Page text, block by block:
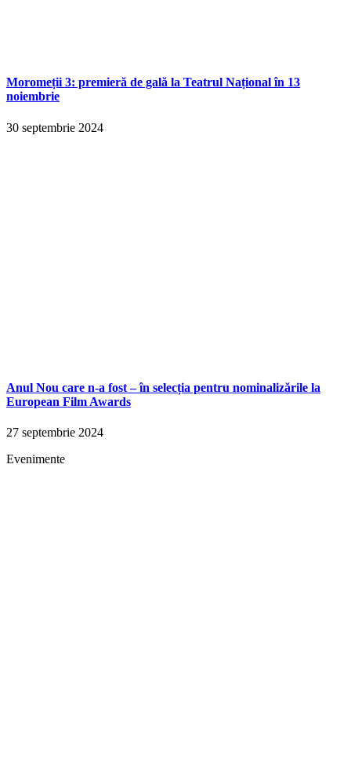
Moromeții 3: premieră de gală la Teatrul Național în 13
noiembrie
30 septembrie 2024
Anul Nou care n-a fost – în selecția pentru nominalizările la
European Film Awards
27 septembrie 2024
Evenimente